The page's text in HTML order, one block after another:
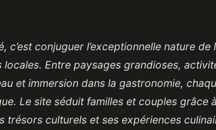
c’est conjuguer l’exceptionnelle nature de
locales. Entre paysages grandioses,
et immersion dans la gastronomie,
Le site séduit familles et couples grâce à
trésors culturels et ses expériences